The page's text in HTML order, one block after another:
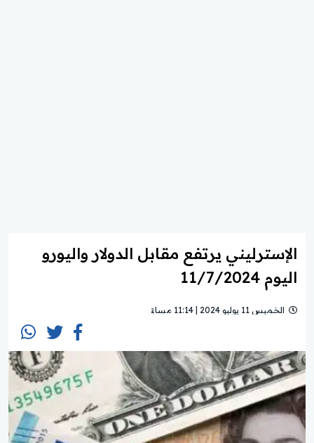
الإسترليني يرتفع مقابل الدولار واليورو
اليوم 11/7/2024
الخميس 11 يوليو 2024 | 11:14 مساءً